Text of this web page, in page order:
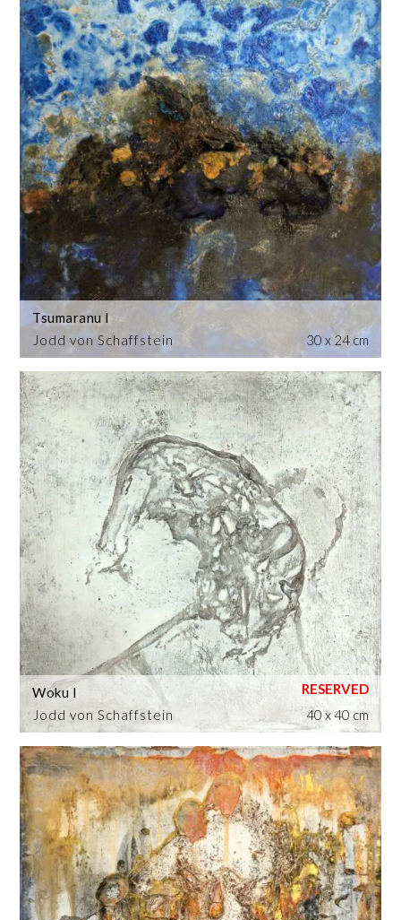
Jodd von Schaffstein
Tsumaranu I
30 x 24 cm
Jodd von Schaffstein
Woku I
40 x 40 cm